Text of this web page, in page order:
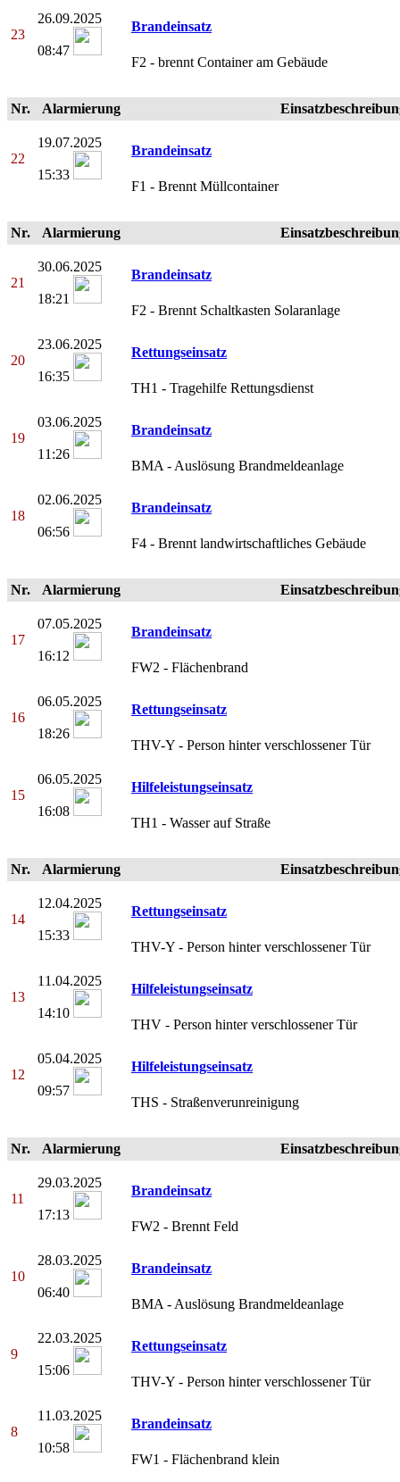
23
26.09.2025
08:47
Brandeinsatz
F2 - brennt Container am Gebäude
Nr. Alarmierung
22
19.07.2025
15:33
Brandeinsatz
F1 - Brennt Müllcontainer
Nr. Alarmierung
21
30.06.2025
18:21
Brandeinsatz
F2 - Brennt Schaltkasten Solaranlage
20
23.06.2025
16:35
Rettungseinsatz
TH1 - Tragehilfe Rettungsdienst
19
03.06.2025
11:26
Brandeinsatz
BMA - Auslösung Brandmeldeanlage
18
02.06.2025
06:56
Brandeinsatz
F4 - Brennt landwirtschaftliches Gebäude
Nr. Alarmierung
17
07.05.2025
16:12
Brandeinsatz
FW2 - Flächenbrand
16
06.05.2025
18:26
Rettungseinsatz
THV-Y - Person hinter verschlossener Tür
15
06.05.2025
16:08
Hilfeleistungseinsatz
TH1 - Wasser auf Straße
Nr. Alarmierung
14
12.04.2025
15:33
Rettungseinsatz
THV-Y - Person hinter verschlossener Tür
13
11.04.2025
14:10
Hilfeleistungseinsatz
THV - Person hinter verschlossener Tür
12
05.04.2025
09:57
Hilfeleistungseinsatz
THS - Straßenverunreinigung
Nr. Alarmierung
11
29.03.2025
17:13
Brandeinsatz
FW2 - Brennt Feld
10
28.03.2025
06:40
Brandeinsatz
BMA - Auslösung Brandmeldeanlage
9
22.03.2025
15:06
Rettungseinsatz
THV-Y - Person hinter verschlossener Tür
8
11.03.2025
10:58
Brandeinsatz
FW1 - Flächenbrand klein